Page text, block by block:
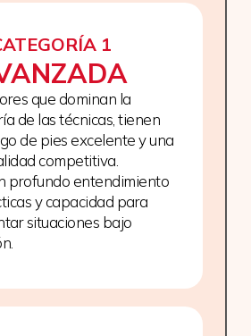
1
que dominan la
de las técnicas, tienen
de pies excelente y una
competitiva.
profundo entendimiento
y capacidad para
situaciones bajo